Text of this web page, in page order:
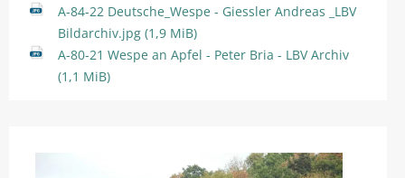
A-84-22 Deutsche_Wespe - Giessler Andreas _LBV
Bildarchiv.jpg (1,9 MiB)
A-80-21 Wespe an Apfel - Peter Bria - LBV Archiv
(1,1 MiB)